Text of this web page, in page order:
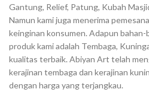
Gantung, Relief, Patung, Kubah
Namun kami juga menerima
keinginan konsumen. Adapun
produk kami adalah Tembaga,
kualitas terbaik. Abiyan Art telah
kerajinan tembaga dan kerajinan
dengan harga yang terjangkau.